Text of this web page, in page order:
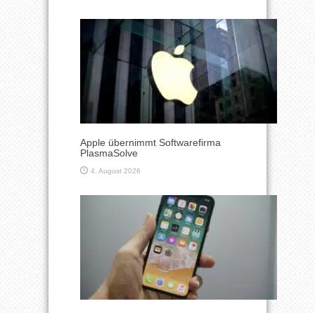
Apple übernimmt Softwarefirma
PlasmaSolve
4. August 2026